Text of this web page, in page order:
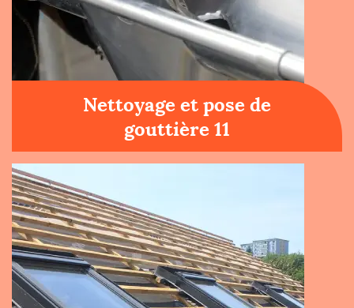
Nettoyage et pose de
gouttière 11